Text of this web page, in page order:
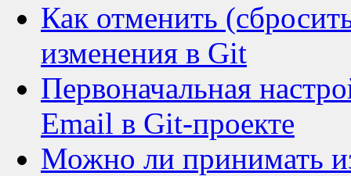
Как отменить
изменения в Git
Первоначальная
Email в Git-проекте
Можно ли принимать